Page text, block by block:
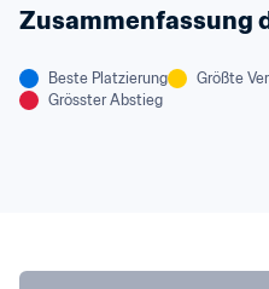
Zusammenfassung
Beste Platzierung Größte
Grösster Abstieg